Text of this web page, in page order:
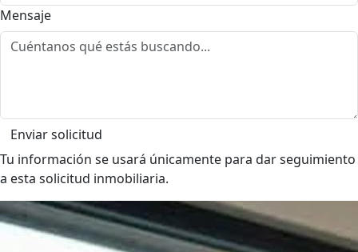
Mensaje
Enviar solicitud
Tu información se usará únicamente para dar seguimiento
a esta solicitud inmobiliaria.